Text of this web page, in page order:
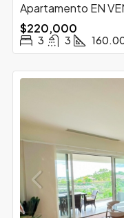
Apartamento EN
$220,000
3 3